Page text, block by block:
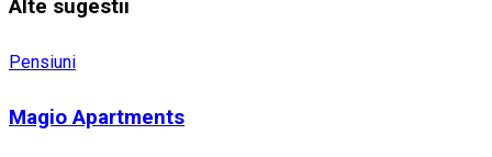
Alte sugestii
Pensiuni
Magio Apartments